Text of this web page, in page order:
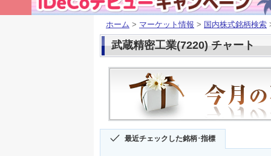
ホーム > マーケット情報 > 国内株式銘柄検索
武蔵精密工業(7220) チャート
最近チェックした銘柄･指標